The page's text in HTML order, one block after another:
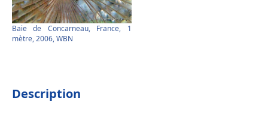
Baie de Concarneau, France, 1
mètre, 2006, WBN
Description